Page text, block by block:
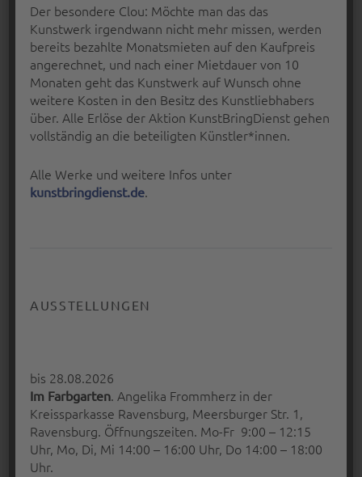
BARBARA EHRMANN UND
WALTRAUT SPÄTH AB 6. MÄRZ IN
OCHSENHAUSEN
ZEICHNUNG | COLLAGE | VIDEO | SKULPTUR
Die diesjährige Ausstellungsreihe im
19 Feb. 2016 Peter Bischoff
Der besondere Clou: Möchte man das das
Kunstwerk irgendwann nicht mehr missen, werden
bereits bezahlte Monatsmieten auf den Kaufpreis
angerechnet, und nach einer Mietdauer von 10
Monaten geht das Kunstwerk auf Wunsch ohne
weitere Kosten in den Besitz des Kunstliebhabers
über. Alle Erlöse der Aktion KunstBringDienst gehen
vollständig an die beteiligten Künstler*innen.
Alle Werke und weitere Infos unter
kunstbringdienst.de.
AUSSTELLUNGEN
bis 28.08.2026
Im Farbgarten. Angelika Frommherz in der
Kreissparkasse Ravensburg, Meersburger Str. 1,
Ravensburg. Öffnungszeiten. Mo-Fr 9:00 – 12:15
Uhr, Mo, Di, Mi 14:00 – 16:00 Uhr, Do 14:00 – 18:00
Uhr.